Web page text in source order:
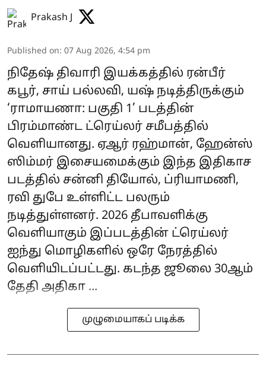
Prakash J
Published on: 07 Aug 2026, 4:54 pm
நிதேஷ் திவாரி இயக்கத்தில் ரன்பீர்
கபூர், சாய் பல்லவி, யஷ் நடித்திருக்கும்
‘ராமாயணா: பகுதி 1’ படத்தின்
பிரம்மாண்ட ட்ரெய்லர் சமீபத்தில்
வெளியானது. ஏஆர் ரஹ்மான், ஹேன்ஸ்
ஸிம்மர் இசையமைக்கும் இந்த இதிகாச
படத்தில் சன்னி தியோல், ப்ரியாமணி,
ரவி துபே உள்ளிட்ட பலரும்
நடித்துள்ளனர். 2026 தீபாவளிக்கு
வெளியாகும் இப்படத்தின் ட்ரெய்லர்
ஐந்து மொழிகளில் ஒரே நேரத்தில்
வெளியிடப்பட்டது. கடந்த ஜூலை 30ஆம்
தேதி அதிகா ...
முழுமையாகப் படிக்க